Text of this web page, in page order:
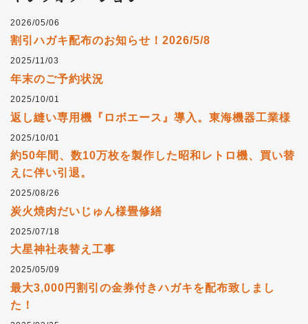
2026/05/06
割引ハガキ配布のお知らせ！2026/5/8
2025/11/03
年末のご予約状況
2025/10/01
返し縫い専用機『ロボエース』導入。東海機器工業様
2025/10/01
約50年間、数10万枚を製作した昭和レトロ機、買い替
えに伴い引退。
2025/08/26
炭火焼肉だいじゅん様畳修繕
2025/07/18
大星神社表替え工事
2025/05/09
最大3,000円割引の金券付きハガキを配布致しまし
た！